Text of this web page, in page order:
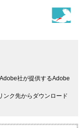
社が提供するAdobe
ンク先からダウンロード